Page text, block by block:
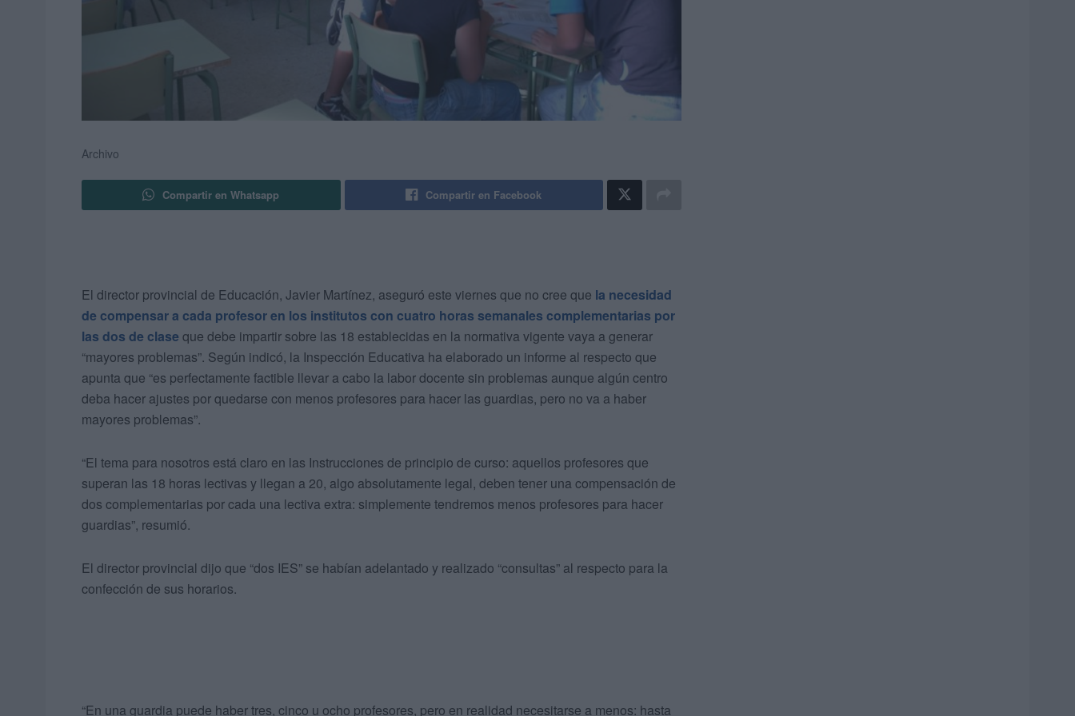
Archivo
Compartir en Whatsapp Compartir en Facebook
El director provincial de Educación, Javier Martínez, aseguró este viernes que no cree que la necesidad
de compensar a cada profesor en los institutos con cuatro horas semanales complementarias por
las dos de clase que debe impartir sobre las 18 establecidas en la normativa vigente vaya a generar
“mayores problemas”. Según indicó, la Inspección Educativa ha elaborado un informe al respecto que
apunta que “es perfectamente factible llevar a cabo la labor docente sin problemas aunque algún centro
deba hacer ajustes por quedarse con menos profesores para hacer las guardias, pero no va a haber
mayores problemas”.
“El tema para nosotros está claro en las Instrucciones de principio de curso: aquellos profesores que
superan las 18 horas lectivas y llegan a 20, algo absolutamente legal, deben tener una compensación de
dos complementarias por cada una lectiva extra: simplemente tendremos menos profesores para hacer
guardias”, resumió.
El director provincial dijo que “dos IES” se habían adelantado y realizado “consultas” al respecto para la
confección de sus horarios.
“En una guardia puede haber tres, cinco u ocho profesores, pero en realidad necesitarse a menos: hasta